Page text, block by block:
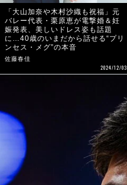
「大山加奈や木村沙織も祝福」元
バレー代表・栗原恵が電撃婚＆妊
娠発表、美しいドレス姿も話題
に…40歳のいまだから話せる“プリ
ンセス・メグ”の本音
佐藤春佳
2024/12/03